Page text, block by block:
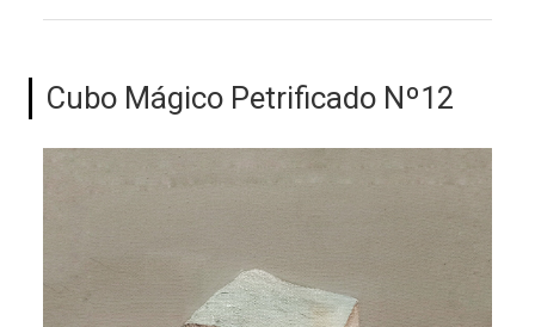
Cubo Mágico Petrificado Nº12